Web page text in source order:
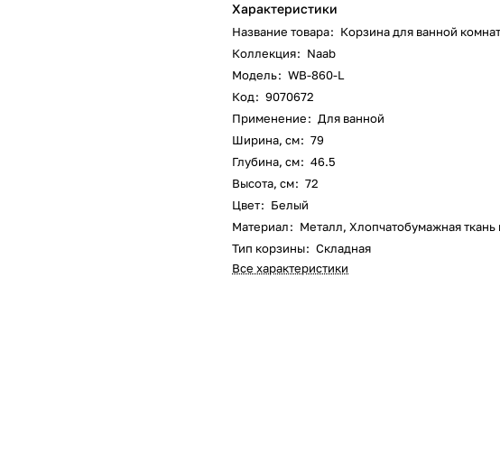
Характеристики
Название товара: Корзина для ванной
Коллекция: Naab
Модель: WB-860-L
Код: 9070672
Применение: Для ванной
Ширина, см: 79
Глубина, см: 46.5
Высота, см: 72
Цвет: Белый
Материал: Металл, Хлопчатобумажная ткань
Тип корзины: Складная
Все характеристики